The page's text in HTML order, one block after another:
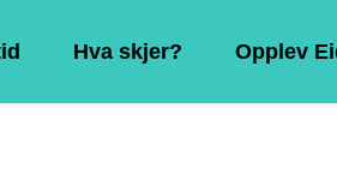
Hva skjer? Opplev